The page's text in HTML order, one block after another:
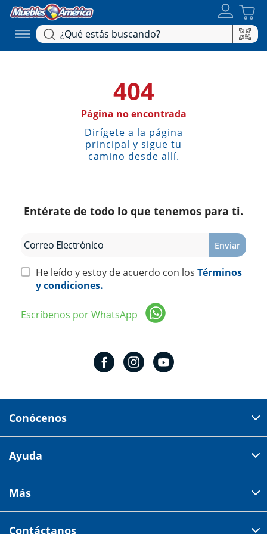
404
Página no encontrada
Dirígete a la página
principal y sigue tu
camino desde allí.
Entérate de todo lo que tenemos para ti.
Enviar
He leído y estoy de acuerdo con los Términos
y condiciones.
Escríbenos por WhatsApp
Conócenos
Av 18 de marzo # 309. Colonia la Nogalera.
Tiendas
Ayuda
Centro de ayuda
Más
Contáctanos